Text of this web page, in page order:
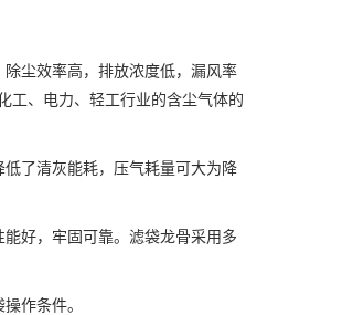
尘效率高，排放浓度低，漏风率
工、电力、轻工行业的含尘气体的
了清灰能耗，压气耗量可大为降
好，牢固可靠。滤袋龙骨采用多
作条件。